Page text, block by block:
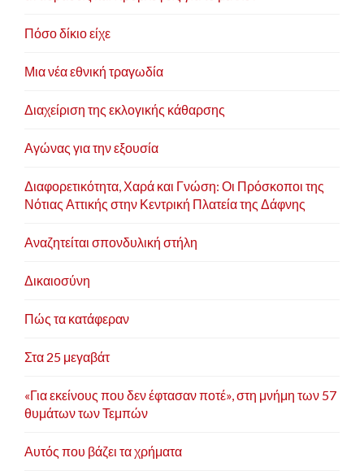
Πόσο δίκιο είχε
Μια νέα εθνική τραγωδία
Διαχείριση της εκλογικής κάθαρσης
Αγώνας για την εξουσία
Διαφορετικότητα, Χαρά και Γνώση: Οι Πρόσκοποι της
Νότιας Αττικής στην Κεντρική Πλατεία της Δάφνης
Αναζητείται σπονδυλική στήλη
Δικαιοσύνη
Πώς τα κατάφεραν
Στα 25 μεγαβάτ
«Για εκείνους που δεν έφτασαν ποτέ», στη μνήμη των 57
θυμάτων των Τεμπών
Αυτός που βάζει τα χρήματα